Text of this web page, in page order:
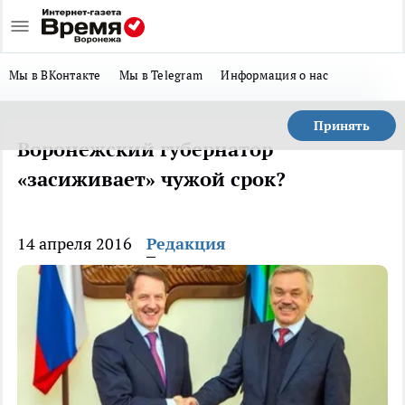
Мы в ВКонтакте Мы в Telegram Информация о нас
Принять
Воронежский губернатор
«засиживает» чужой срок?
14 апреля 2016 Редакция